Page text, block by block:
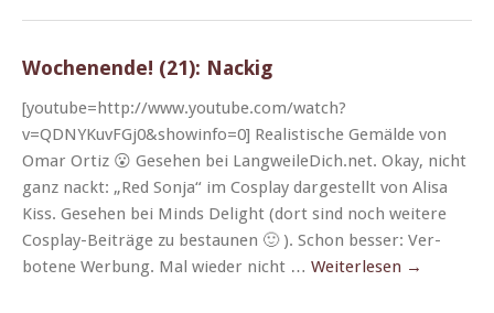
Wochenende! (21): Nackig
[youtube=http://www.youtube.com/watch?
v=QDNYKuvFGj0&showinfo=0] Real­is­tis­che Gemälde von
Omar Ortiz 😮 Gese­hen bei LangweileDich.net. Okay, nicht
ganz nackt: „Red Son­ja“ im Cos­play dargestellt von Alisa
Kiss. Gese­hen bei Minds Delight (dort sind noch weit­ere
Cos­­play-Beiträge zu bestaunen 🙂 ). Schon bess­er: Ver­
botene Wer­bung. Mal wieder nicht … Weit­er­lesen →